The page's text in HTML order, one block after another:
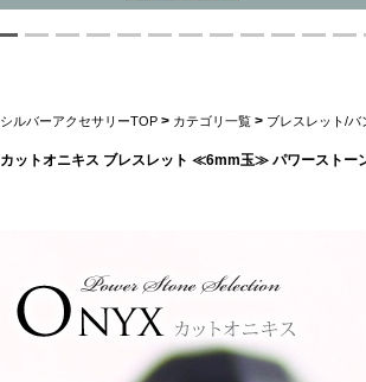
シルバーアクセサリーTOP > カテゴリ一覧 > ブレスレット/バ
カットオニキス ブレスレット ≪6mm玉≫ パワーストー